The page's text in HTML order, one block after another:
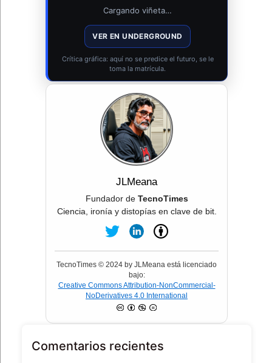
Cargando viñeta…
VER EN UNDERGROUND
Crítica gráfica: aquí no se predice el futuro, se le
toma la matrícula.
JLMeana
Fundador de TecnoTimes
Ciencia, ironía y distopías en clave de bit.
TecnoTimes © 2024 by JLMeana está licenciado
bajo:
Creative Commons Attribution-NonCommercial-
NoDerivatives 4.0 International
Comentarios recientes